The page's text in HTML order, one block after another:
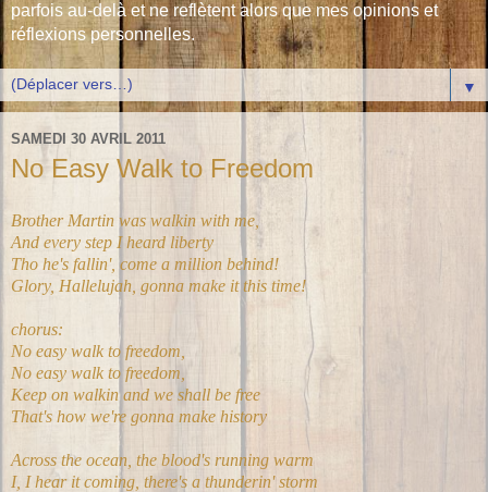
parfois au-delà et ne reflètent alors que mes opinions et
réflexions personnelles.
▼
SAMEDI 30 AVRIL 2011
No Easy Walk to Freedom
Brother Martin was walkin with me,
And every step I heard liberty
Tho he's fallin', come a million behind!
Glory, Hallelujah, gonna make it this time!
chorus:
No easy walk to freedom,
No easy walk to freedom,
Keep on walkin and we shall be free
That's how we're gonna make history
Across the ocean, the blood's running warm
I, I hear it coming, there's a thunderin' storm